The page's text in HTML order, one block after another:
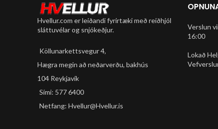
Hvellur.com er leiðandi fyrirtæki með reiðhjól
sláttuvélar og snjókeðjur.
Köllunarkettsvegur 4,
Hægra megin að neðarverðu, bakhús
104 Reykjavík
Sími: 577 6400
Netfang: Hvellur@Hvellur.is
Verslun
16:00
Lokað